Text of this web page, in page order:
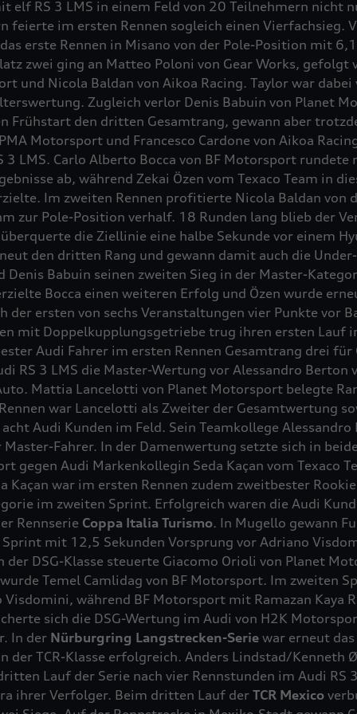
elf RS 3 LMS in einem Feld von 20 Teilnehmern nicht
feierte im ersten Rennen sogleich einen Vierfachsieg.
erste Rennen in Misano von der Pole-Position mit
zwei ging an Matteo Poloni von Gear Works, gefolgt
und Nicola Baldan von Aikoa Racing. Taylor war dabei
Zugleich verlor Denis Babuin von Planet
Frühstart den dritten Gesamtrang, gewann aber
Motorsport und Francesco Cardone von Aikoa
3 LMS. Carlo Alberto Bocca von BF Motorsport rundete
ab, während Zekai Özen vom Texaco Team in
Im zweiten Rennen profitierte Nicola Baldan von
zur Pole-Position verhalf. 18 Runden lang blieb der
die Ziellinie eine halbe Sekunde vor einem
den dritten Rang und gewann damit auch die
Denis Babuin seinen zweiten Sieg in der Master-
Bocca einen weiteren Erfolg und Özen wurde
der ersten von sechs Veranstaltungen vier Punkte vor
mit Doppelkupplungsgetriebe trug ihren ersten Lauf
Audi Fahrer im ersten Rennen Gesamtrang drei
RS 3 LMS die Master-Wertung vor Alessandro Berton
Mattia Lancelotti von Planet Motorsport belegte
war Lancelotti als Zweiter der Gesamtwertung
Audi Kunden im Feld. Sein Teamkollege Alessandro
Master-Fahrer. In der Damenwertung setzte sich in
gegen Audi Markenkollegin Seda Kaçan vom Texaco
Kaçan war im ersten Rennen zudem zweitbester
im zweiten Sprint. Erfolgreich waren die Audi
Rennserie Coppa Italia Turismo. In Mugello gewann
mit 12,5 Sekunden Vorsprung vor Adriano
der DSG-Klasse steuerte Giacomo Orioli von Planet
Temel Camlidag von BF Motorsport. Im zweiten
Visdomini, während BF Motorsport mit Ramazan Kaya
sich die DSG-Wertung im Audi von H2K
In der Nürburgring Langstrecken-Seriewar erneut das
der TCR-Klasse erfolgreich. Anders Lindstad/Kenneth
Lauf der Serie nach vier Rennstunden im Audi RS
ihrer Verfolger. Beim dritten Lauf der TCR Mexico